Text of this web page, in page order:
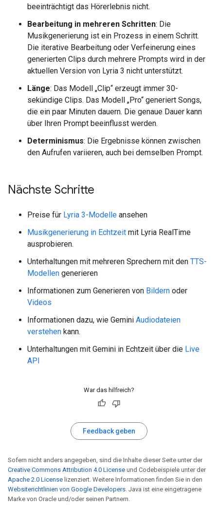
beeinträchtigt das Hörerlebnis nicht.
Bearbeitung in mehreren Schritten: Die
Musikgenerierung ist ein Prozess in einem Schritt.
Die iterative Bearbeitung oder Verfeinerung eines
generierten Clips durch mehrere Prompts wird in der
aktuellen Version von Lyria 3 nicht unterstützt.
Länge: Das Modell „Clip“ erzeugt immer 30-
sekündige Clips. Das Modell „Pro“ generiert Songs,
die ein paar Minuten dauern. Die genaue Dauer kann
über Ihren Prompt beeinflusst werden.
Determinismus: Die Ergebnisse können zwischen
den Aufrufen variieren, auch bei demselben Prompt.
Nächste Schritte
Preise für Lyria 3-Modelle ansehen
Musikgenerierung in Echtzeit mit Lyria RealTime
ausprobieren.
Unterhaltungen mit mehreren Sprechern mit den TTS-
Modellen generieren
Informationen zum Generieren von Bildern oder
Videos
Informationen dazu, wie Gemini Audiodateien
verstehen kann.
Unterhaltungen mit Gemini in Echtzeit über die Live
API
War das hilfreich?
Feedback geben
Sofern nicht anders angegeben, sind die Inhalte dieser Seite unter der
Creative Commons Attribution 4.0 License und Codebeispiele unter der
Apache 2.0 License lizenziert. Weitere Informationen finden Sie in den
Websiterichtlinien von Google Developers. Java ist eine eingetragene
Marke von Oracle und/oder seinen Partnern.